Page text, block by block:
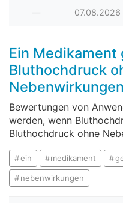
— 07.08.2026
Ein Medikament
Bluthochdruck
Nebenwirkungen
Bewertungen von
werden, wenn
Bluthochdruck ohne
ein medikament
nebenwirkungen